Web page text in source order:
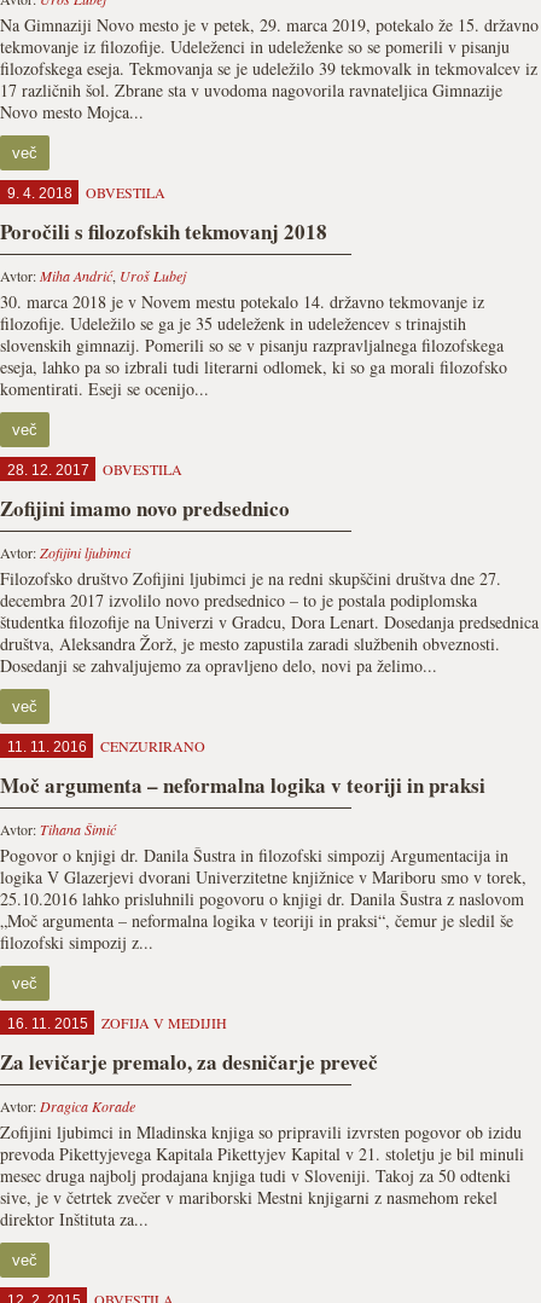
Na Gimnaziji Novo mesto je v petek, 29. marca 2019, potekalo že 15. državno
tekmovanje iz filozofije. Udeleženci in udeleženke so se pomerili v pisanju
filozofskega eseja. Tekmovanja se je udeležilo 39 tekmovalk in tekmovalcev iz
17 različnih šol. Zbrane sta v uvodoma nagovorila ravnateljica Gimnazije
Novo mesto Mojca...
več
9. 4. 2018 OBVESTILA
Poročili s filozofskih tekmovanj 2018
Avtor:Miha Andrić, Uroš Lubej
30. marca 2018 je v Novem mestu potekalo 14. državno tekmovanje iz
filozofije. Udeležilo se ga je 35 udeleženk in udeležencev s trinajstih
slovenskih gimnazij. Pomerili so se v pisanju razpravljalnega filozofskega
eseja, lahko pa so izbrali tudi literarni odlomek, ki so ga morali filozofsko
komentirati. Eseji se ocenijo...
več
28. 12. 2017 OBVESTILA
Zofijini imamo novo predsednico
Avtor:Zofijini ljubimci
Filozofsko društvo Zofijini ljubimci je na redni skupščini društva dne 27.
decembra 2017 izvolilo novo predsednico – to je postala podiplomska
študentka filozofije na Univerzi v Gradcu, Dora Lenart. Dosedanja predsednica
društva, Aleksandra Žorž, je mesto zapustila zaradi službenih obveznosti.
Dosedanji se zahvaljujemo za opravljeno delo, novi pa želimo...
več
11. 11. 2016 CENZURIRANO
Moč argumenta – neformalna logika v teoriji in praksi
Avtor:Tihana Šimić
Pogovor o knjigi dr. Danila Šustra in filozofski simpozij Argumentacija in
logika V Glazerjevi dvorani Univerzitetne knjižnice v Mariboru smo v torek,
25.10.2016 lahko prisluhnili pogovoru o knjigi dr. Danila Šustra z naslovom
„Moč argumenta – neformalna logika v teoriji in praksi“, čemur je sledil še
filozofski simpozij z...
več
16. 11. 2015 ZOFIJA V MEDIJIH
Za levičarje premalo, za desničarje preveč
Avtor: Dragica Korade
Zofijini ljubimci in Mladinska knjiga so pripravili izvrsten pogovor ob izidu
prevoda Pikettyjevega Kapitala Pikettyjev Kapital v 21. stoletju je bil minuli
mesec druga najbolj prodajana knjiga tudi v Sloveniji. Takoj za 50 odtenki
sive, je v četrtek zvečer v mariborski Mestni knjigarni z nasmehom rekel
direktor Inštituta za...
več